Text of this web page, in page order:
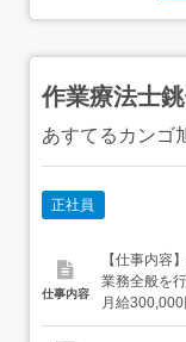
作業療法士
あすてるカンゴ
正社員
仕事内容
【仕事内容
業務全般を
月給
県銚子市春